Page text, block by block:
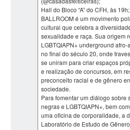
Hall do Bloco “A” do CFH, às 19h;
BALLROOM é um movimento
cultural que celebra a
sexualidade e raça. Sua origem
LGBTQIAPN+ underground
no final do século 20, onde
se uniram para criar espaços
e realização de concursos, em
preconceito racial e de gênero
sociedade.
Para fomentar um diálogo sobre
negras e LGBTQIAPN+, bem
uma oficina de corporalidade, a
Laboratório de Estudo de